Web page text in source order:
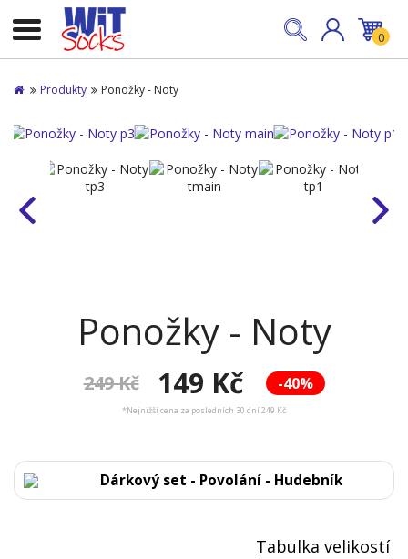
0
Produkty Ponožky - Noty
Ponožky - Noty
-40%
249 Kč 149 Kč
*Nejnižší cena za posledních 30 dní 249 Kč
Dárkový set - Povolání - Hudebník
Tabulka velikostí